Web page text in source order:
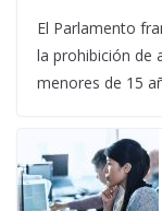
El Parlamento
la prohibición de
menores de 15